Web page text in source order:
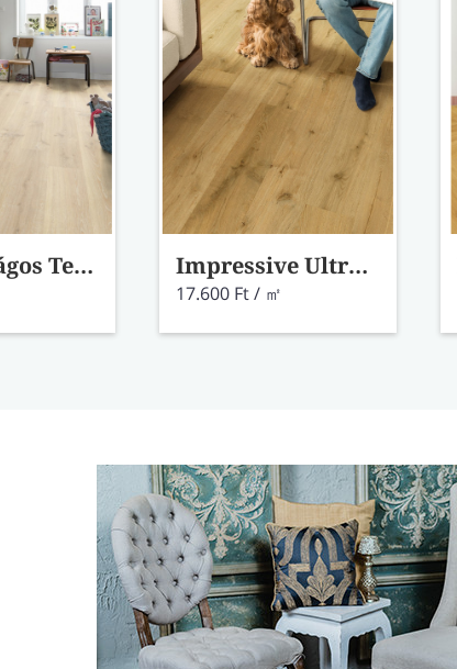
Creo - Világos Tenessee tölgy CRH3179 Impressive Ultra- Szarvasgomba tölgy laminált padló IMU8256
17.600 Ft / ㎡